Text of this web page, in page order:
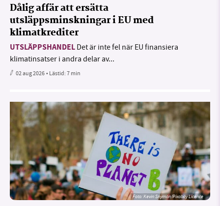
Dålig affär att ersätta
utsläppsminskningar i EU med
klimatkrediter
UTSLÄPPSHANDEL Det är inte fel när EU finansiera
klimatinsatser i andra delar av...
02 aug 2026• Lästid:7 min
Foto:Kevin Snyman/Pixabay Licence